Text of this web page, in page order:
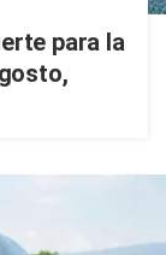
para la